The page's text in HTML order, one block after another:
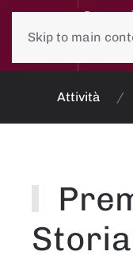
Skip to main
Attività